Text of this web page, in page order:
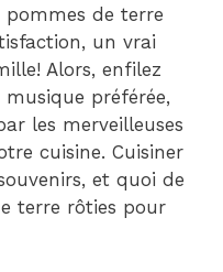
pommes de terre
un vrai
Alors, enfilez
préférée,
les merveilleuses
cuisine. Cuisiner
et quoi de
terre rôties pour